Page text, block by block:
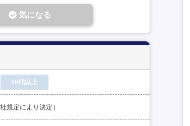
気になる
50代以上
規定により決定）